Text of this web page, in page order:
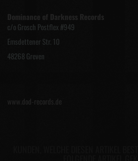
Dominance of Darkness Records
c/o Grosch Postflex #949
Emsdettener Str. 10
48268 Greven
www.dod-records.de